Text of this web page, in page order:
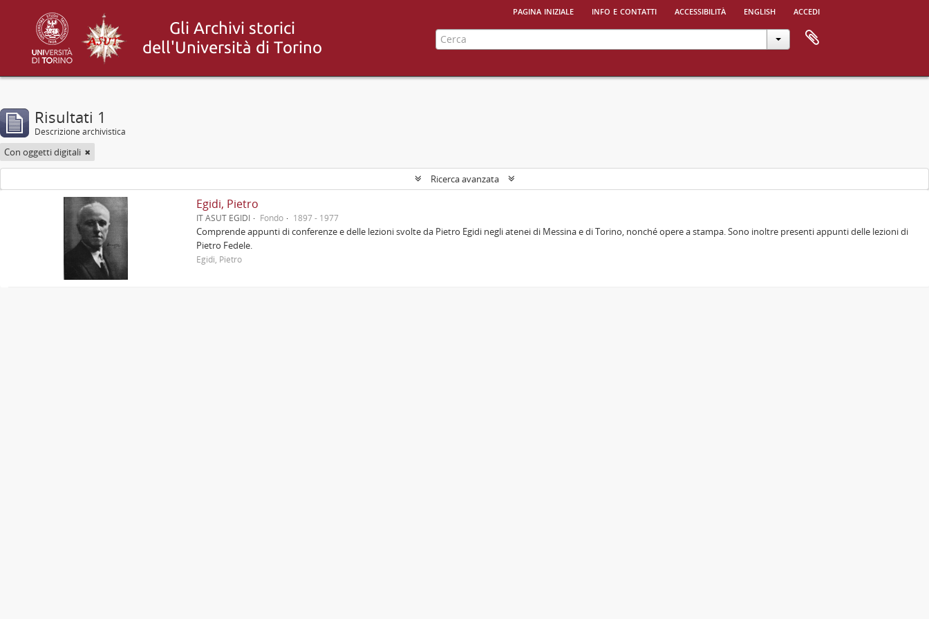
pagina iniziale info e contatti accessibilità english accedi
Risultati 1
Descrizione archivistica
Con oggetti digitali
Ricerca avanzata
Egidi, Pietro
IT ASUT EGIDI Fondo 1897 - 1977
Comprende appunti di conferenze e delle lezioni svolte da Pietro Egidi negli atenei di Messina e di Torino, nonché opere a stampa. Sono inoltre presenti appunti delle lezioni di
Pietro Fedele.
Egidi, Pietro